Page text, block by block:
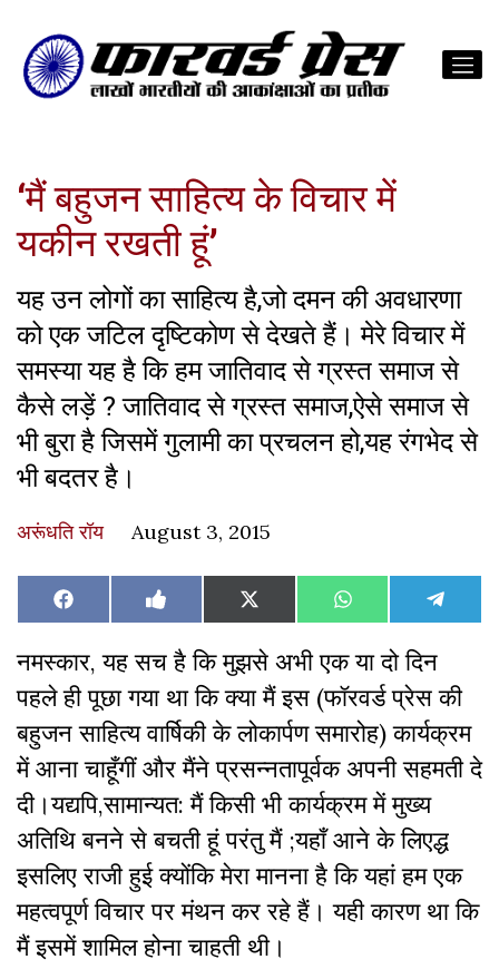
‘मैं बहुजन साहित्‍य के विचार में
यकीन रखती हूं’
यह उन लोगों का साहित्य है,जो दमन की अवधारणा
को एक जटिल दृष्टिकोण से देखते हैं। मेरे विचार में
समस्या यह है कि हम जातिवाद से ग्रस्त समाज से
कैसे लड़ें ? जातिवाद से ग्रस्त समाज,ऐसे समाज से
भी बुरा है जिसमें गुलामी का प्रचलन हो,यह रंगभेद से
भी बदतर है।
अरूंधति रॉय August 3, 2015
Share
on
Facebook Share
on
Like
on
Facebook
Share
on
X
(Twitter)
Share
on
WhatsAppShare
on
नमस्कार, यह सच है कि मुझसे अभी एक या दो दिन
पहले ही पूछा गया था कि क्या मैं इस (फॉरवर्ड प्रेस की
बहुजन साहित्य वार्षिकी के लोकार्पण समारोह) कार्यक्रम
में आना चाहूँगीं और मैंने प्रसन्नतापूर्वक अपनी सहमती दे
दी।यद्यपि,सामान्यत: मैं किसी भी कार्यक्रम में मुख्य
अतिथि बनने से बचती हूं परंतु मैं ;यहाँ आने के लिएद्ध
इसलिए राजी हुई क्योंकि मेरा मानना है कि यहां हम एक
महत्वपूर्ण विचार पर मंथन कर रहे हैं। यही कारण था कि
मैं इसमें शामिल होना चाहती थी।